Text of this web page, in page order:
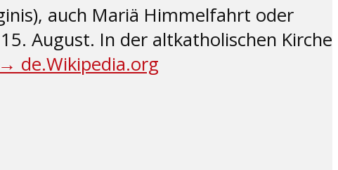
auch Mariä Himmelfahrt oder
August. In der altkatholischen Kirche
→ de.Wikipedia.org